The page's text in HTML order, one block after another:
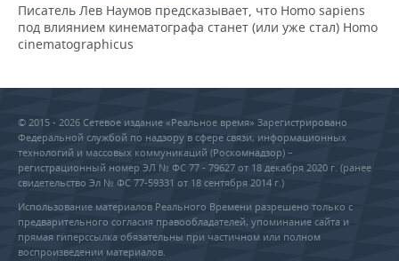
Писатель Лев Наумов предсказывает, что Homo sapiens
под влиянием кинематографа станет (или уже стал) Homo
cinematographicus
© 2015 - 2026 Сетевое издание «Реальное время» Зарегистрировано
Федеральной службой по надзору в сфере связи, информационных
технологий и массовых коммуникаций (Роскомнадзор) –
регистрационный номер ЭЛ № ФС 77 - 79627 от 18 декабря 2020 г. (ранее
свидетельство Эл № ФС 77-59331 от 18 сентября 2014 г.)
Использование материалов Реального Времени разрешено только с
предварительного согласия правообладателей, упоминание сайта и
прямая гиперссылка обязательны при частичном или полном
воспроизведении материалов.